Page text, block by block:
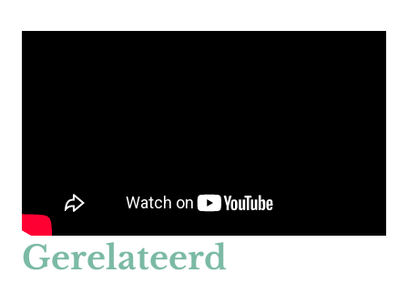
Gerelateerd